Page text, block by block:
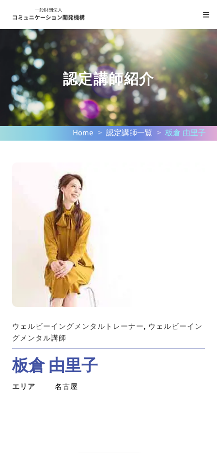
テ
認定講師紹介
Home > 認定講師一覧 > 板倉 由里子
ウェルビーイングメンタルトレーナー, ウェルビーイン
グメンタル講師
板倉 由里子
エリア 名古屋